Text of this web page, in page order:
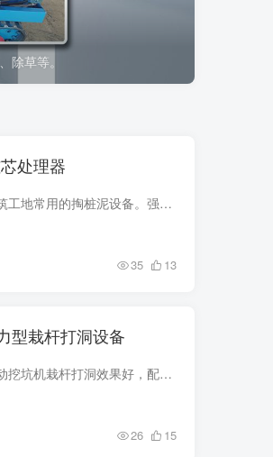
草等。
处理器
管道清掏机是现代建筑工地常用的掏桩泥设备。强度大扭矩变速箱体总成，合金螺旋钻，配置新款双油门开关设计，操作便捷而舒适，管桩掏泥机型根据不同工作配置有多种不同规格钻头，钻头均采用高强...
35 13
型栽杆打洞设备
雷力新品柴油版全自动挖坑机栽杆打洞效果好，配置不同规格的钻杆用于建筑业，种植业以及电力工程业的打洞掏土作业，一机多用，强劲完成，使用柴油版挖坑机在后期使用中更能节省成本， 全自动挖...
26 15